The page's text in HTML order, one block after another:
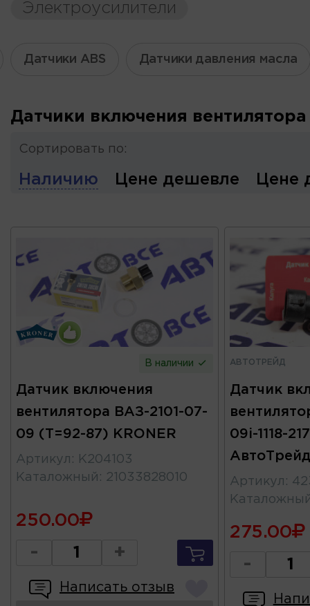
Электроусилители
Датчики ABS Датчики давления масла
Датчики включения вентилятора
Сортировать по:
Наличию Цене дешевле Цене
В наличии
Датчик включения
вентилятора ВАЗ-2101-07-
09 (Т=92-87) KRONER
Артикул :
K204103
Каталожный : 21033828010
250.00
- +
Написать отзыв
АВТОТРЕЙД
Датчик
09i-1118-
АвтоТрейд
Артикул :
275.00
-